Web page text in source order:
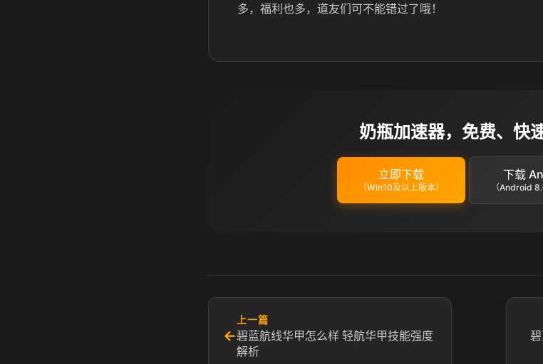
多，福利也多，道友们可不能错过了哦！
奶瓶加速器，免费、快
立即下载
（Win10及以上版本）
下载
（Android
←
上一篇
碧蓝航线华甲怎么样 轻航华甲技能强度
解析